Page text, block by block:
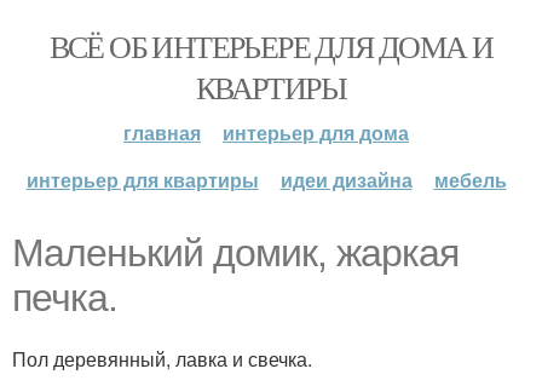
ВСЁ ОБ ИНТЕРЬЕРЕ ДЛЯ ДОМА И
КВАРТИРЫ
главная
интерьер для дома
интерьер для квартиры
идеи дизайна мебель
Маленький домик, жаркая
печка.
Пол деревянный, лавка и свечка.